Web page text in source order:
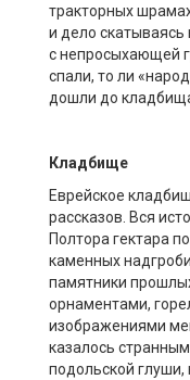
тракторных
и дело скатываясь
с непросыхающей
спали, то ли
дошли до
Кладбище
Еврейское
рассказов. Вся
Полтора гектара
каменных
памятники
орнаментами,
изображениями
казалось
подольской